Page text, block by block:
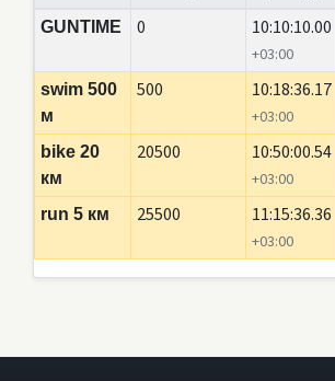
GUNTIME
0 10:10:10.00
+03:00
swim 500
м
500 10:18:36.17
+03:00
bike 20
км
20500 10:50:00.54
+03:00
run 5 км 25500 11:15:36.36
+03:00